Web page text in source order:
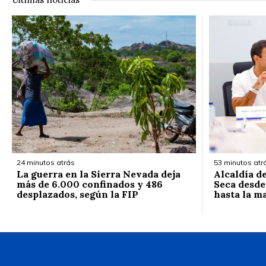
24 minutos atrás
La guerra en la Sierra Nevada deja
más de 6.000 confinados y 486
desplazados, según la FIP
53 minutos
Alcaldía
Seca
hasta la